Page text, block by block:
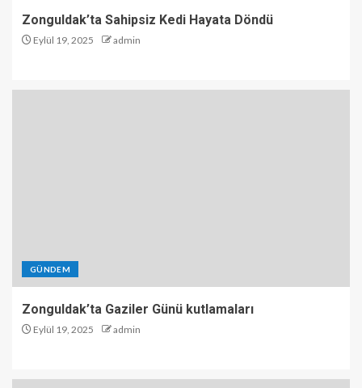
Zonguldak’ta Sahipsiz Kedi Hayata Döndü
Eylül 19, 2025 admin
GÜNDEM
Zonguldak’ta Gaziler Günü kutlamaları
Eylül 19, 2025 admin